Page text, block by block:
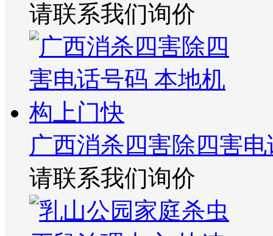
请联系我们询价
广西消杀四害除四害
请联系我们询价